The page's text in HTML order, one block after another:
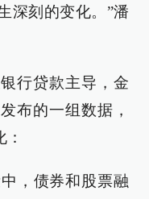
深刻的变化。”潘
行贷款主导，金
布的一组数据，
，债券和股票融